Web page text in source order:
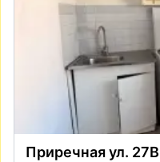
Приречная ул. 27В